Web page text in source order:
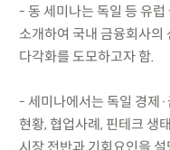
- 동 세미나는 독일 등 유
소개하여 국내 금융회사의
다각화를 도모하고자 함.
- 세미나에서는 독일 경제
현황, 협업사례, 핀테크 생
시장 전반과 기회요인을 설